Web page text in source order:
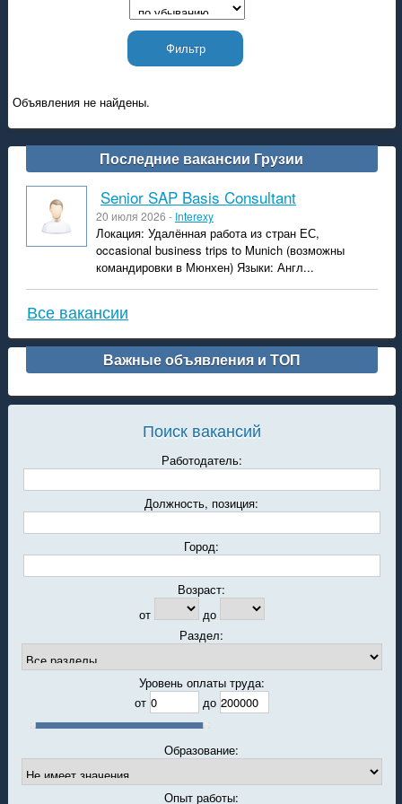
Объявления не найдены.
Последние вакансии Грузии
Senior SAP Basis Consultant
20 июля 2026 - Interexy
Локация: Удалённая работа из стран ЕС,
occasional business trips to Munich (возможны
командировки в Мюнхен) Языки: Англ...
Все вакансии
Важные объявления и ТОП
Поиск вакансий
Работодатель:
Должность, позиция:
Город:
Возраст:
от
до
Раздел:
Уровень оплаты труда:
от
до
Образование:
Опыт работы: